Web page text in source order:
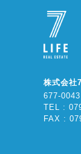
株式会社
677-
TEL :
FAX :